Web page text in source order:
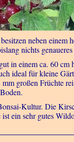
neben
nichts
in einem ca. 60
ideal für kleine
großen Früchte
Kultur. Die
ein sehr gutes